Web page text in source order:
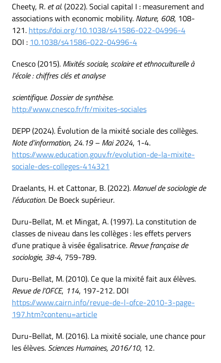
Cheety, R. et al.(2022). Social capital I : measurement and
associations with economic mobility. Nature, 608, 108-
121. https://doi.org/10.1038/s41586-022-04996-4
DOI : 10.1038/s41586-022-04996-4
Cnesco (2015). Mixités sociale, scolaire et ethnoculturelle à
l’école : chiffres clés et analyse
scientifique. Dossier de synthèse.
http://www.cnesco.fr/fr/mixites-sociales
DEPP (2024). Évolution de la mixité sociale des collèges.
Note d’information, 24.19 – Mai 2024, 1-4.
https://www.education.gouv.fr/evolution-de-la-mixite-
sociale-des-colleges-414321
Draelants, H. et Cattonar, B. (2022). Manuel de sociologie de
l’éducation. De Boeck supérieur.
Duru-Bellat, M. et Mingat, A. (1997). La constitution de
classes de niveau dans les collèges : les effets pervers
d’une pratique à visée égalisatrice. Revue française de
sociologie, 38-4, 759-789.
Duru-Bellat, M. (2010). Ce que la mixité fait aux élèves.
Revue de l’OFCE, 114, 197-212. DOI
https://www.cairn.info/revue-de-l-ofce-2010-3-page-
197.htm?contenu=article
Duru-Bellat, M. (2016). La mixité sociale, une chance pour
les élèves. Sciences Humaines, 2016/10, 12.